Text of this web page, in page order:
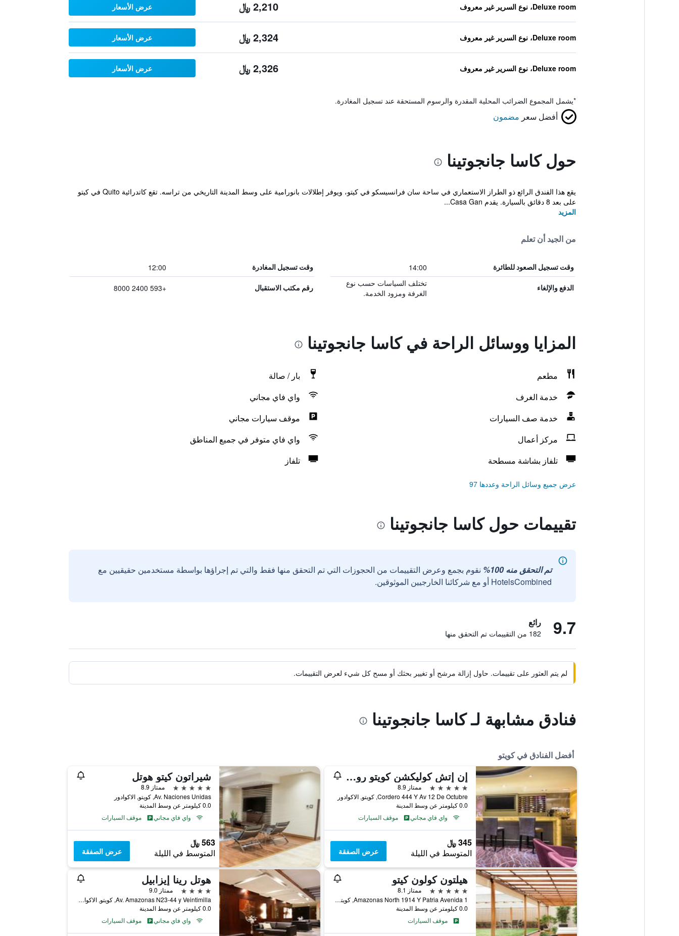
Deluxe room، نوع السرير غير معروف 2,210 ﷼ عرض الأسعار
Deluxe room، نوع السرير غير معروف 2,324 ﷼ عرض الأسعار
Deluxe room، نوع السرير غير معروف 2,326 ﷼ عرض الأسعار
*يشمل المجموع الضرائب المحلية المقدرة والرسوم المستحقة عند تسجيل المغادرة.
أفضل سعر مضمون
حول كاسا جانجوتينا
يقع هذا الفندق الرائع ذو الطراز الاستعماري في ساحة سان فرانسيسكو في كيتو، ويوفر إطلالات بانورامية على وسط المدينة التاريخي من تراسه. تقع كاتدرائية Quito في كيتو
على بعد 8 دقائق بالسيارة. يقدم Casa Gan...
المزيد
من الجيد أن تعلم
وقت تسجيل الصعود للطائرة 14:00 وقت تسجيل المغادرة 12:00
الدفع والإلغاء
تختلف السياسات حسب نوع
الغرفة ومزود الخدمة.
رقم مكتب الاستقبال +593 2400 8000
المزايا ووسائل الراحة في كاسا جانجوتينا
مطعم
بار / صالة
خدمة الغرف
واي فاي مجاني
خدمة صف السيارات
موقف سيارات مجاني
مركز أعمال
واي فاي متوفر في جميع المناطق
تلفاز بشاشة مسطحة
تلفاز
عرض جميع وسائل الراحة وعددها 97
تقييمات حول كاسا جانجوتينا
تم التحقق منه 100%
نقوم بجمع وعرض التقييمات من الحجوزات التي تم التحقق منها فقط والتي تم إجراؤها بواسطة مستخدمين حقيقيين مع
HotelsCombined أو مع شركائنا الخارجيين الموثوقين.
9.7 رائع
182 من التقييمات تم التحقق منها
لم يتم العثور على تقييمات. حاول إزالة مرشح أو تغيير بحثك أو مسح كل شيء لعرض التقييمات.
فنادق مشابهة لـ كاسا جانجوتينا
أفضل الفنادق في كويتو
إن إتش كوليكشن كويتو رويال
5 نجوم
ممتاز 8.9
Cordero 444 Y Av 12 De Octubre, كويتو, الاكوادور
0.0 كيلومتر عن وسط المدينة
واي فاي مجاني
موقف السيارات
345 ﷼
المتوسط في الليلة عرض الصفقة
شيراتون كيتو هوتل
5 نجوم
ممتاز 8.9
Av. Naciones Unidas, كويتو, الاكوادور
0.0 كيلومتر عن وسط المدينة
واي فاي مجاني
موقف السيارات
563 ﷼
المتوسط في الليلة عرض الصفقة
هيلتون كولون كيتو
5 نجوم
ممتاز 8.1
Amazonas North 1914 Y Patria Avenida 1, كويتو, الاكوادور
0.0 كيلومتر عن وسط المدينة
موقف السيارات
هوتل رينا إيزابيل
4 نجوم
ممتاز 9.0
Av. Amazonas N23-44 y Veintimilla, كويتو, الاكوادور
0.0 كيلومتر عن وسط المدينة
واي فاي مجاني
موقف السيارات